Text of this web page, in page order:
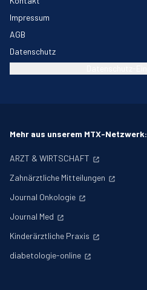
Impressum
AGB
Datenschutz
Mehr aus unserem MTX-Netzwerk:
ARZT & WIRTSCHAFT
Zahnärztliche Mitteilungen
Journal Onkologie
Journal Med
Kinderärztliche Praxis
diabetologie-online